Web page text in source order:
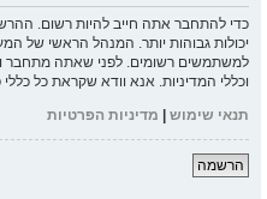
כדי להתחבר אתה חייב להיות רשום.
יכולות גבוהות יותר. המנהל הראשי של
למשתמשים רשומים. לפני שאתה מתחבר
וכללי המדיניות. אנא וודא שקראת כל
תנאי שימוש | מדיניות הפרטיות
הרשמה